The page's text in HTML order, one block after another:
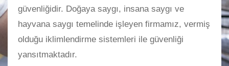
güvenliğidir. Doğaya saygı, insana saygı ve
hayvana saygı temelinde işleyen firmamız, vermiş
olduğu iklimlendirme sistemleri ile güvenliği
yansıtmaktadır.